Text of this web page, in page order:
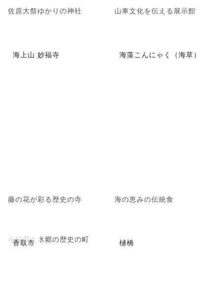
佐原大祭ゆかりの神社 山車文化を伝える展示館
海上山 妙福寺
藤の花が彩る歴史の寺
海藻こんにゃく（海草）
海の恵みの伝統食
香取市
小江戸と水郷の歴史の町 樋橋